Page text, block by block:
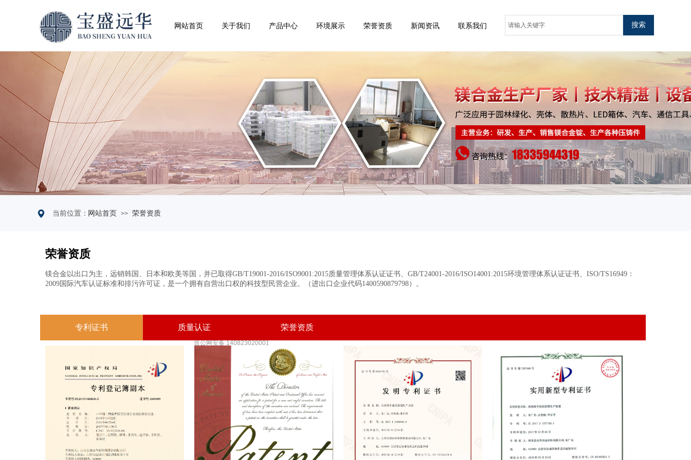
搜索
网站首页 关于我们 产品中心 环境展示 荣誉资质 新闻资讯 联系我们
网站首页 >> 荣誉资质
当前位置：
荣誉资质
镁合金以出口为主，远销韩国、日本和欧美等国，并已取得GB/T19001-2016/ISO9001:2015质量管理体系认证证书、GB/T24001-2016/ISO14001:2015环境管理体系认证证书、ISO/TS16949：
2009国际汽车认证标准和排污许可证，是一个拥有自营出口权的科技型民营企业。（进出口企业代码1400590879798）。
专利证书 质量认证 荣誉资质
晋公网安备 14082302000154号